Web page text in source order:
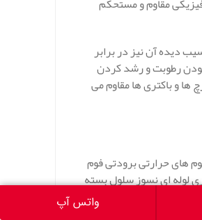
مقاوم و مستحکم
دیده آن نیز در برابر
رطوبت و رشد کردن
ها و باکتری ها مقاوم می
های حرارتی برودتی فوم
لوله ای نسوز سلول بسته
به روکش به منظور پوشش
روکش دار نمودن به منظورواتس آپ